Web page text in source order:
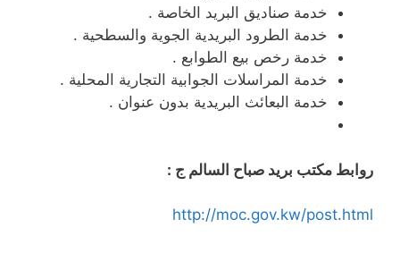
خدمة صناديق البريد الخاصة .
خدمة الطرود البريدية الجوية والسطحية .
خدمة رخص بيع الطوابع .
خدمة المراسلات الجوابية التجارية المحلية .
خدمة البعائث البريدية بدون عنوان .
روابط مكتب بريد صباح السالم ج :
http://moc.gov.kw/post.html